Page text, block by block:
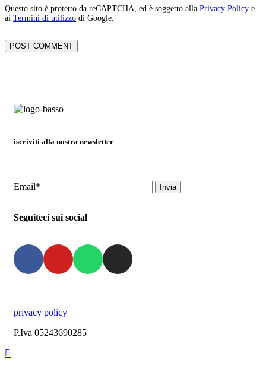
Questo sito è protetto da reCAPTCHA, ed è soggetto alla Privacy Policy e
ai Termini di utilizzo di Google.
iscriviti alla nostra newsletter
Email*
Seguiteci sui social
privacy policy
P.Iva 05243690285